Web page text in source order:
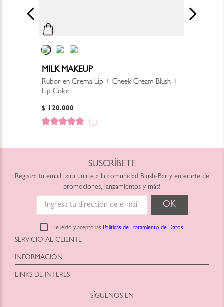
MILK MAKEUP
Rubor en Crema Lip + Cheek Cream Blush +
Lip Color
$ 120.000
SUSCRÍBETE
Registra tu email para unirte a la comunidad Blush-Bar y enterarte de
promociones, lanzamientos y más!
He leído y acepto las Políticas de Tratamiento de Datos
SERVICIO AL CLIENTE
Horario: Lunes a Viernes
9:00am a 6:00pm
shop@blush-bar.com
INFORMACIÓN
Blush-Bar SAS
Correo:shop@blush-bar.com
LINKS DE INTERES
Marcas Cruelty Free
SÍGUENOS EN